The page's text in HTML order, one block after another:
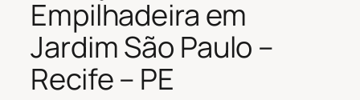
Empilhadeira em
Jardim São Paulo –
Recife – PE